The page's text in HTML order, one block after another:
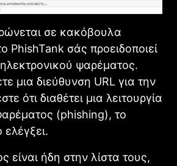
σε κακόβουλα
PhishTank σάς προειδοποιεί
ψαρέματος.
μια διεύθυνση URL για την
ότι διαθέτει μια λειτουργία
(phishing), το
είναι ήδη στην λίστα τους,